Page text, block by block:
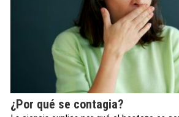
¿Por qué se contagia?